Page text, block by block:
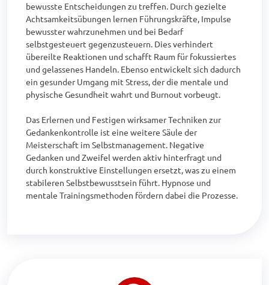
bewusste Entscheidungen zu treffen. Durch gezielte
Achtsamkeitsübungen lernen Führungskräfte, Impulse
bewusster wahrzunehmen und bei Bedarf
selbstgesteuert gegenzusteuern. Dies verhindert
übereilte Reaktionen und schafft Raum für fokussiertes
und gelassenes Handeln. Ebenso entwickelt sich dadurch
ein gesunder Umgang mit Stress, der die mentale und
physische Gesundheit wahrt und Burnout vorbeugt.
Das Erlernen und Festigen wirksamer Techniken zur
Gedankenkontrolle ist eine weitere Säule der
Meisterschaft im Selbstmanagement. Negative
Gedanken und Zweifel werden aktiv hinterfragt und
durch konstruktive Einstellungen ersetzt, was zu einem
stabileren Selbstbewusstsein führt. Hypnose und
mentale Trainingsmethoden fördern dabei die Prozesse.